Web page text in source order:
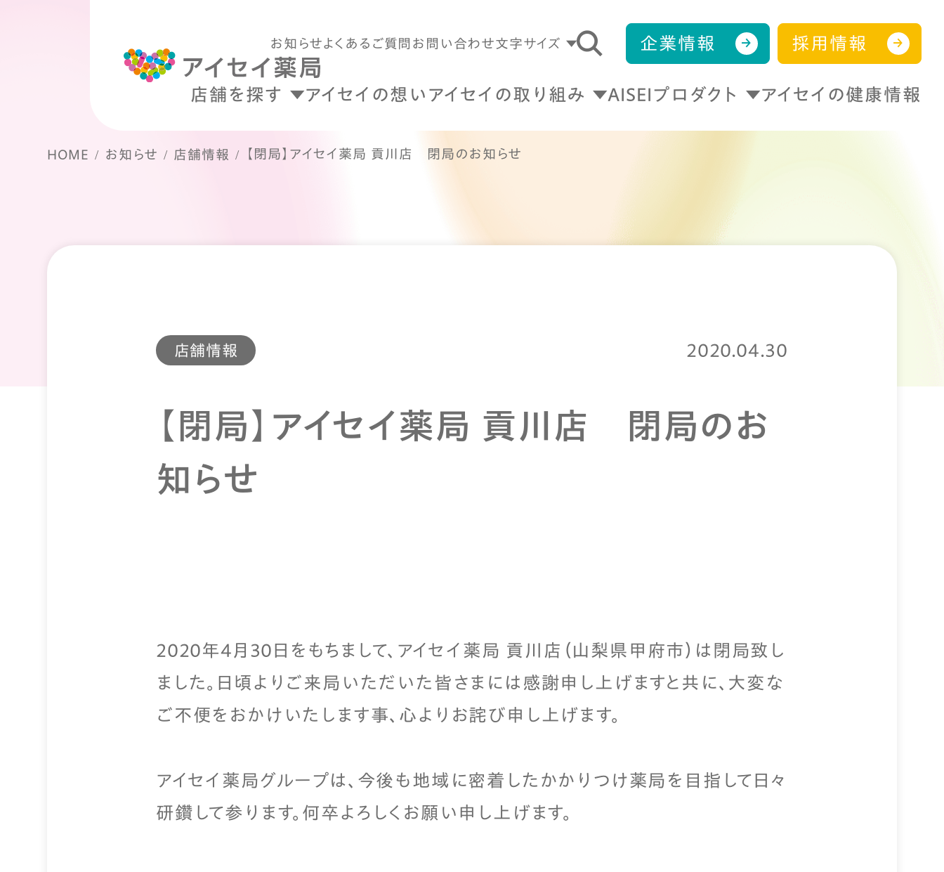
お知らせよくあるご質問 お問い合わせ文字サイズ 企業情報 採用情報
店舗を探す アイセイの想い アイセイの取り組み AISEIプロダクト アイセイの健康情報
HOME お知らせ 店舗情報 【閉局】アイセイ薬局 貢川店 閉局のお知らせ
店舗情報 2020.04.30
【閉局】アイセイ薬局 貢川店 閉局のお
知らせ
2020年4月30日をもちまして、アイセイ薬局 貢川店（山梨県甲府市）は閉局致し
ました。日頃よりご来局いただいた皆さまには感謝申し上げますと共に、大変な
ご不便をおかけいたします事、心よりお詫び申し上げます。
アイセイ薬局グループは、今後も地域に密着したかかりつけ薬局を目指して日々
研鑽して参ります。何卒よろしくお願い申し上げます。